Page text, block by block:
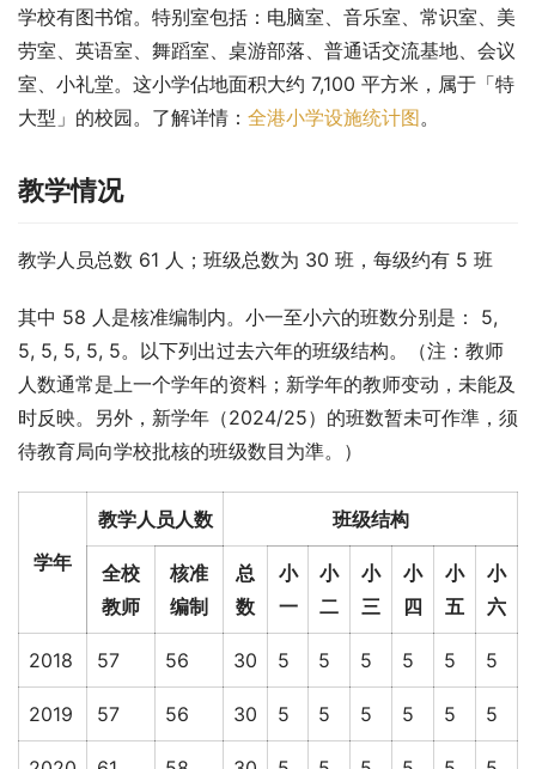
学校有图书馆。特别室包括：电脑室、音乐室、常识室、美
劳室、英语室、舞蹈室、桌游部落、普通话交流基地、会议
室、小礼堂。这小学佔地面积大约 7,100 平方米，属于「特
大型」的校园。了解详情： 全港小学设施统计图。
教学情况
教学人员总数 61 人；班级总数为 30 班，每级约有 5 班
其中 58 人是核准编制内。小一至小六的班数分别是： 5,
5, 5, 5, 5, 5。以下列出过去六年的班级结构。（注：教师
人数通常是上一个学年的资料；新学年的教师变动，未能及
时反映。另外，新学年（2024/25）的班数暂未可作準，须
待教育局向学校批核的班级数目为準。）
学年
教学人员人数 班级结构
全校
教师
核准
编制
总
数
小
一
小
二
小
三
小
四
小
五
小
六
2018 57 56 30 5 5 5 5 5 5
2019 57 56 30 5 5 5 5 5 5